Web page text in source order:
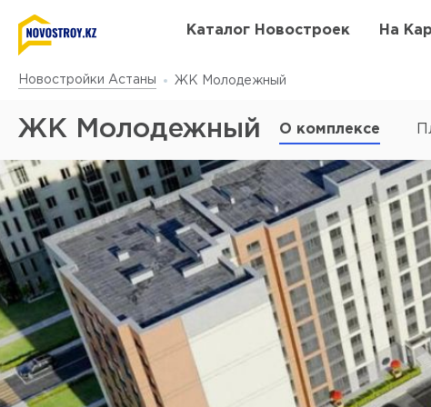
Каталог Новостроек На
Новостройки Астаны ЖК Молодежный
ЖК Молодежный О комплексе